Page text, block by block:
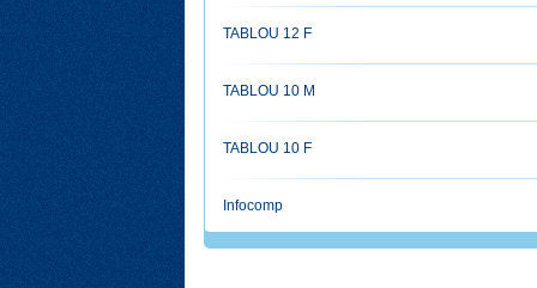
TABLOU 12 F
TABLOU 10 M
TABLOU 10 F
Infocomp